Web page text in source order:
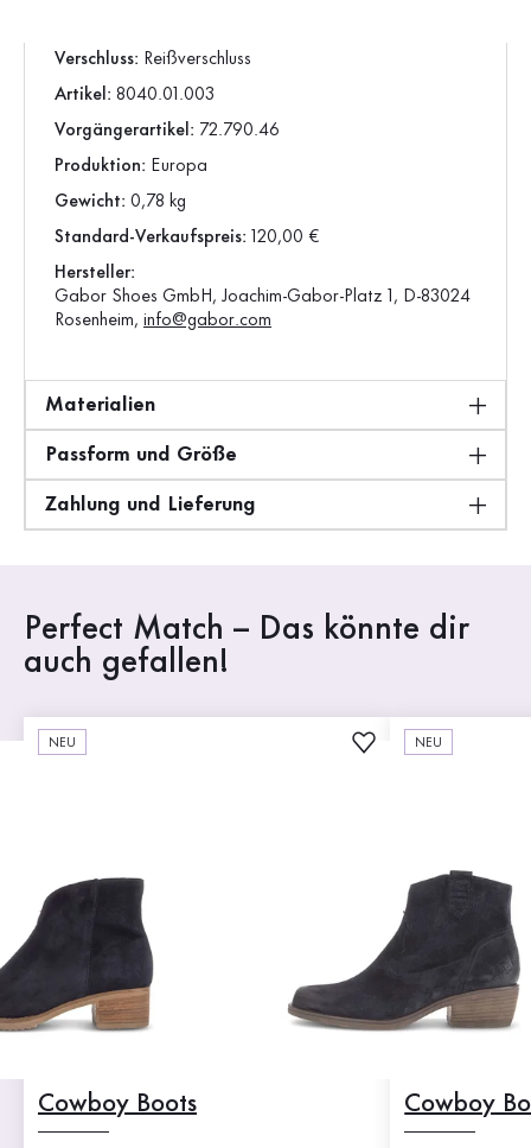
Verschluss: Reißverschluss
Artikel: 8040.01.003
Vorgängerartikel: 72.790.46
Produktion: Europa
Gewicht: 0,78 kg
Standard-Verkaufspreis: 120,00 €
Hersteller:
Gabor Shoes GmbH, Joachim-Gabor-Platz 1, D-83024
Rosenheim, info@gabor.com
Materialien
Passform und Größe
Zahlung und Lieferung
Perfect Match – Das könnte dir
auch gefallen!
NEU
Cowboy Boots
NEU
Cowboy